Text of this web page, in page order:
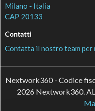
Milano - Italia
CAP 20133
Contatti
Contatta il nostro team
Nextwork360 - Codice
2026 Nextwork360.